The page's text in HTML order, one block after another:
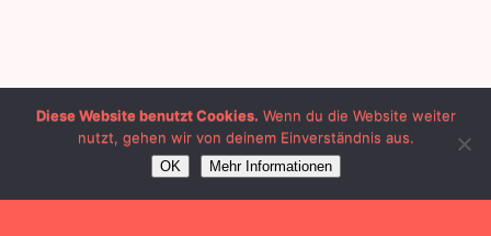
Diese Website benutzt Cookies. Wenn du die Website weiter
nutzt, gehen wir von deinem Einverständnis aus.
OK Mehr Informationen